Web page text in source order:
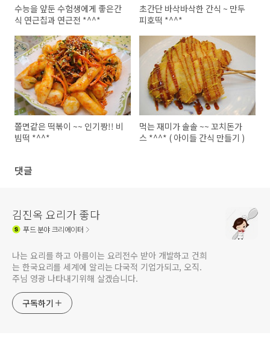
수능을 앞둔 수험생에게 좋은간
식 연근칩과 연근전 *^^*
초간단 바삭바삭한 간식 ~ 만두
피호떡 *^^*
쫄면같은 떡볶이 ~~ 인기짱!! 비
빔떡 *^^*
먹는 재미가 솔솔 ~~ 꼬치돈가
스 *^^* ( 아이들 간식 만들기 )
댓글
김진옥 요리가 좋다
푸드분야 크리에이터
나는 요리를 하고 아름이는 요리전수 받아 개발하고 건희
는 한국요리를 세계에 알리는 다국적 기업가되고, 오직.
주님 영광 나타내기위해 살겠습니다.
구독하기